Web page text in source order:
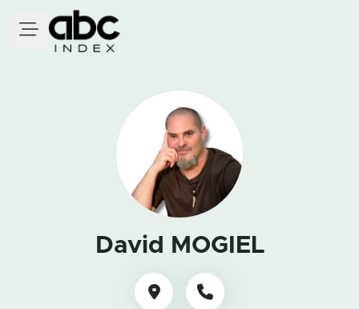
David MOGIEL